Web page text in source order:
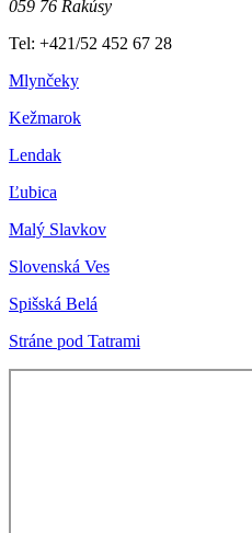
059 76 Rakúsy
Tel: +421/52 452 67 28
Mlynčeky
Kežmarok
Lendak
Ľubica
Malý Slavkov
Slovenská Ves
Spišská Belá
Stráne pod Tatrami